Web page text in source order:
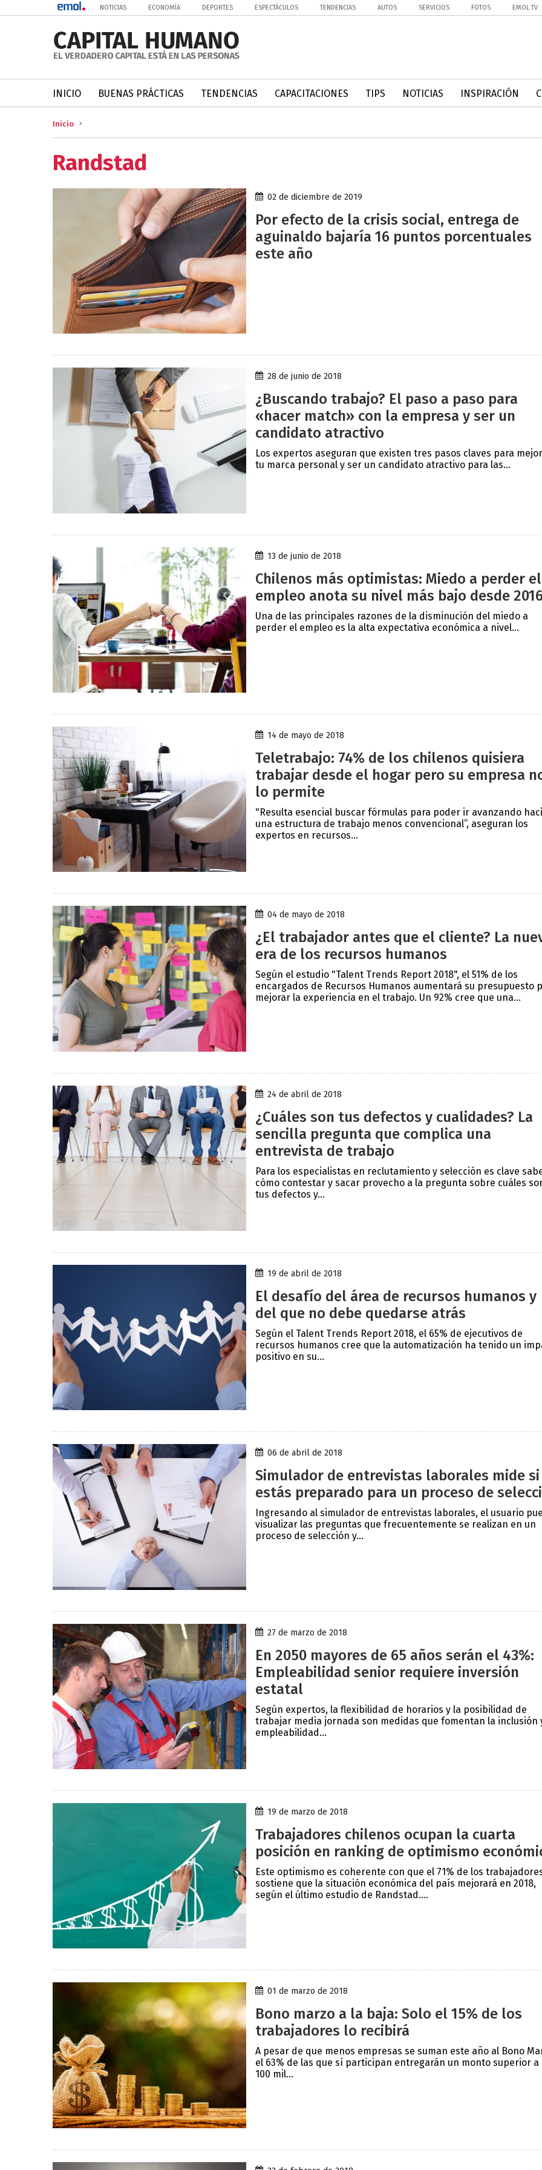
NOTICIAS ECONOMÍA DEPORTES ESPECTÁCULOS TENDENCIAS AUTOS SERVICIOS FOTOS EMOL TV
INICIO BUENAS PRÁCTICAS TENDENCIAS CAPACITACIONES TIPS NOTICIAS INSPIRACIÓN
Inicio
Randstad
02 de diciembre de 2019
Por efecto de la crisis social, entrega de
aguinaldo bajaría 16 puntos porcentuales
este año
28 de junio de 2018
¿Buscando trabajo? El paso a paso para
«hacer match» con la empresa y ser un
candidato atractivo
Los expertos aseguran que existen tres pasos claves para
tu marca personal y ser un candidato atractivo para las...
13 de junio de 2018
Chilenos más optimistas: Miedo a perder el
empleo anota su nivel más bajo desde
Una de las principales razones de la disminución del miedo a
perder el empleo es la alta expectativa económica a nivel...
14 de mayo de 2018
Teletrabajo: 74% de los chilenos quisiera
trabajar desde el hogar pero su empresa
lo permite
"Resulta esencial buscar fórmulas para poder ir avanzando
una estructura de trabajo menos convencional”, aseguran los
expertos en recursos...
04 de mayo de 2018
¿El trabajador antes que el cliente? La
era de los recursos humanos
Según el estudio "Talent Trends Report 2018", el 51% de los
encargados de Recursos Humanos aumentará su presupuesto
mejorar la experiencia en el trabajo. Un 92% cree que una...
24 de abril de 2018
¿Cuáles son tus defectos y cualidades? La
sencilla pregunta que complica una
entrevista de trabajo
Para los especialistas en reclutamiento y selección es clave
cómo contestar y sacar provecho a la pregunta sobre cuáles
tus defectos y...
19 de abril de 2018
El desafío del área de recursos humanos y
del que no debe quedarse atrás
Según el Talent Trends Report 2018, el 65% de ejecutivos de
recursos humanos cree que la automatización ha tenido un
positivo en su...
06 de abril de 2018
Simulador de entrevistas laborales mide si
estás preparado para un proceso de
Ingresando al simulador de entrevistas laborales, el usuario
visualizar las preguntas que frecuentemente se realizan en un
proceso de selección y...
27 de marzo de 2018
En 2050 mayores de 65 años serán el 43%:
Empleabilidad senior requiere inversión
estatal
Según expertos, la flexibilidad de horarios y la posibilidad de
trabajar media jornada son medidas que fomentan la inclusión
empleabilidad...
19 de marzo de 2018
Trabajadores chilenos ocupan la cuarta
posición en ranking de optimismo
Este optimismo es coherente con que el 71% de los
sostiene que la situación económica del país mejorará en 2018,
según el último estudio de Randstad....
01 de marzo de 2018
Bono marzo a la baja: Solo el 15% de los
trabajadores lo recibirá
A pesar de que menos empresas se suman este año al Bono
el 63% de las que sí participan entregarán un monto superior a
100 mil...